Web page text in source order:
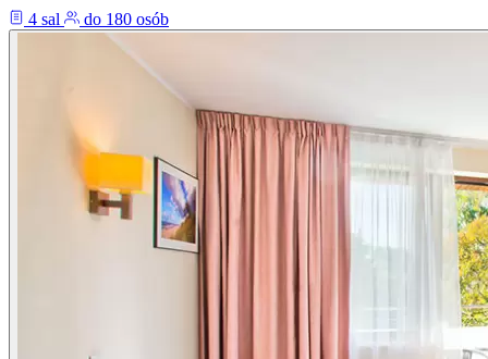
4 sal
do 180 osób